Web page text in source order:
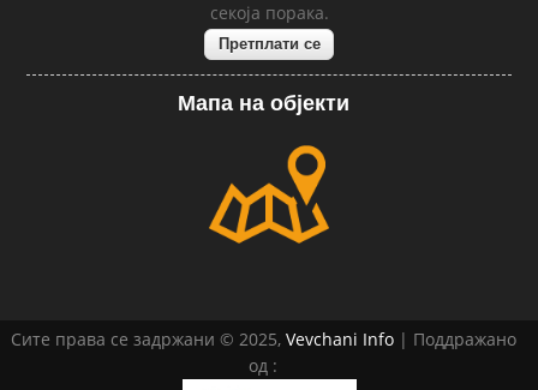
секоја порака.
Мапа на објекти
Сите права се задржани © 2025, Vevchani Info| Поддражано
од :